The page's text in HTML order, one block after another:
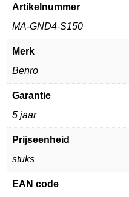
Artikelnummer
MA-GND4-S150
Merk
Benro
Garantie
5 jaar
Prijseenheid
stuks
EAN code